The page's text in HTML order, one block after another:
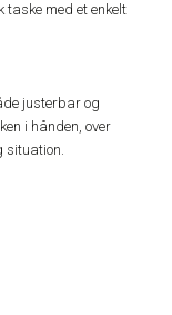
med et enkelt
justerbar og
i hånden, over
situation.